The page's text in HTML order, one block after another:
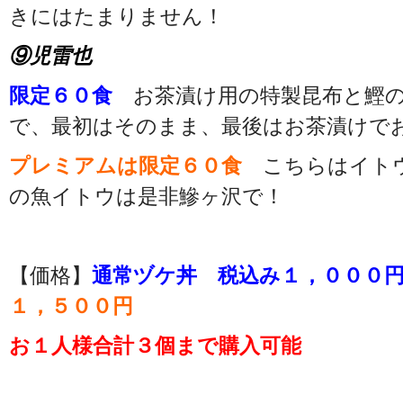
きにはたまりません！
⑨児雷也
限定６０食 お茶漬け用の特製昆布と鰹
で、最初はそのまま、最後はお茶漬けで
プレミアムは限定６０食 こちらはイト
の魚イトウは是非鰺ヶ沢で！
【価格】 通常ヅケ丼 税込み１，０００
１，５００円
お１人様合計３個まで購入可能